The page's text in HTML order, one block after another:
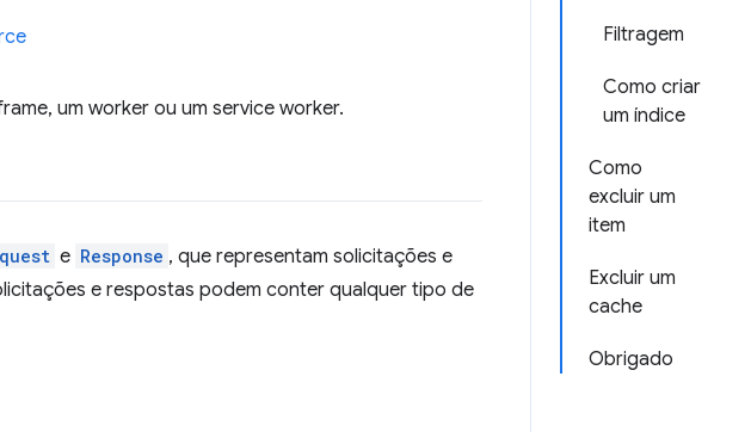
Filtragem
Como criar
um índice
Como
excluir um
item
Excluir um
cache
Obrigado
um worker ou um service worker.
e Response , que representam solicitações e
e respostas podem conter qualquer tipo de